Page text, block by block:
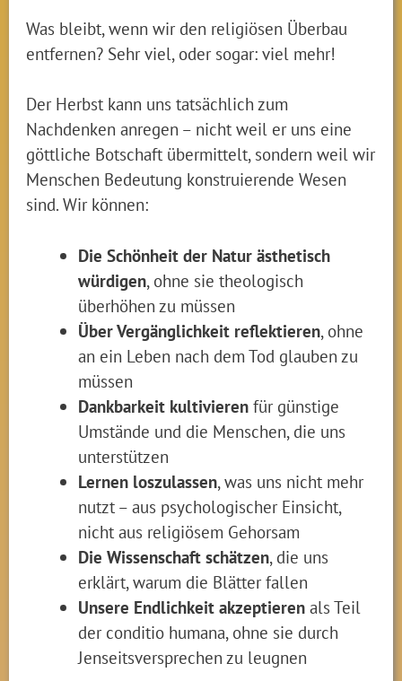
Was bleibt, wenn wir den religiösen Überbau
entfernen? Sehr viel, oder sogar: viel mehr!
Der Herbst kann uns tatsächlich zum
Nachdenken anregen – nicht weil er uns eine
göttliche Botschaft übermittelt, sondern weil wir
Menschen Bedeutung konstruierende Wesen
sind. Wir können:
Die Schönheit der Natur ästhetisch
würdigen, ohne sie theologisch
überhöhen zu müssen
Über Vergänglichkeit reflektieren, ohne
an ein Leben nach dem Tod glauben zu
müssen
Dankbarkeit kultivierenfür günstige
Umstände und die Menschen, die uns
unterstützen
Lernen loszulassen, was uns nicht mehr
nutzt – aus psychologischer Einsicht,
nicht aus religiösem Gehorsam
Die Wissenschaft schätzen, die uns
erklärt, warum die Blätter fallen
Unsere Endlichkeit akzeptierenals Teil
der conditio humana, ohne sie durch
Jenseitsversprechen zu leugnen